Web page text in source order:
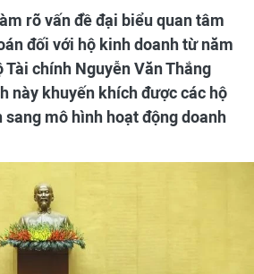
rõ vấn đề đại biểu quan tâm
đối với hộ kinh doanh từ năm
Tài chính Nguyễn Văn Thắng
này khuyến khích được các hộ
sang mô hình hoạt động doanh